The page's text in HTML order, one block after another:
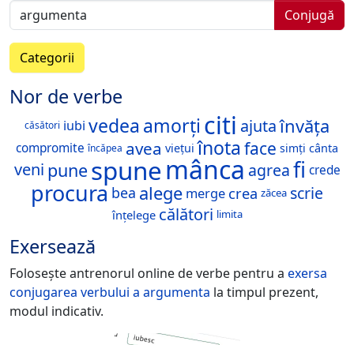
Conjugă
Categorii
Nor de verbe
căsători iubi vedea amorțiciti ajutaînvăța
compromite încăpea avea viețui înota face simți cânta
veni pune spunemânca agreafi crede
procura bea alege merge crea zăcea scrie
înțelege călători limita
Exersează
Folosește antrenorul online de verbe pentru a exersa
conjugarea verbului a argumenta la timpul prezent,
modul indicativ.